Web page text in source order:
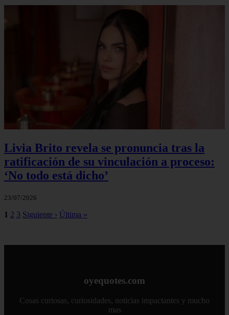
Livia Brito revela se pronuncia tras la
ratificación de su vinculación a proceso:
‘No todo está dicho’
23/07/2026
1 2 3 Siguiente › Última »
oyequotes.com
Cosas curiosas, curiosidades, noticias impactantes y mucho
mas